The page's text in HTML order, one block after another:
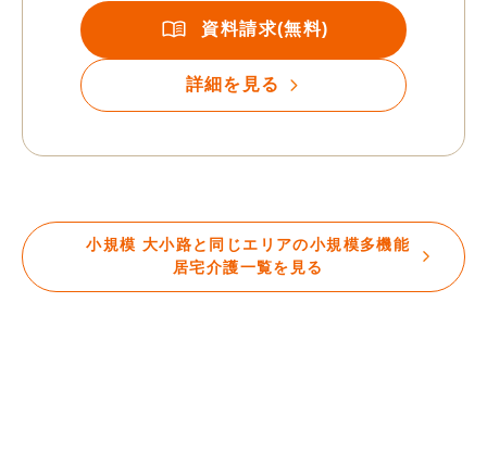
資料請求(無料)
詳細を見る
小規模 大小路と同じエリアの小規模多機能
居宅介護一覧を見る